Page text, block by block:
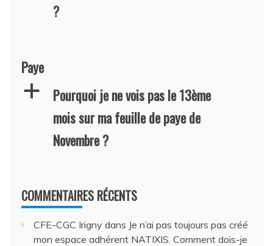
?
Paye
a
Pourquoi je ne vois pas le 13ème
mois sur ma feuille de paye de
Novembre ?
COMMENTAIRES RÉCENTS
CFE-CGC Irigny dans Je n’ai pas toujours pas créé
mon espace adhérent NATIXIS. Comment dois-je